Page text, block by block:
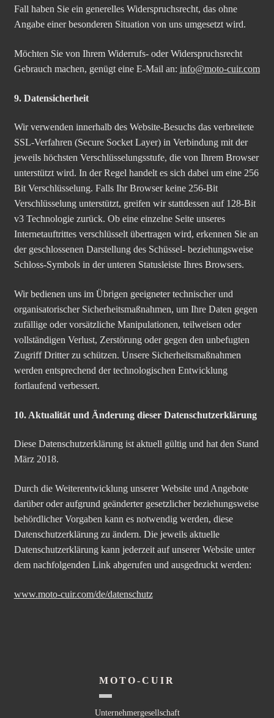
Fall haben Sie ein generelles Widerspruchsrecht, das ohne
Angabe einer besonderen Situation von uns umgesetzt wird.
Möchten Sie von Ihrem Widerrufs- oder Widerspruchsrecht
Gebrauch machen, genügt eine E-Mail an: info@moto-cuir.com
9. Datensicherheit
Wir verwenden innerhalb des Website-Besuchs das verbreitete
SSL-Verfahren (Secure Socket Layer) in Verbindung mit der
jeweils höchsten Verschlüsselungsstufe, die von Ihrem Browser
unterstützt wird. In der Regel handelt es sich dabei um eine 256
Bit Verschlüsselung. Falls Ihr Browser keine 256-Bit
Verschlüsselung unterstützt, greifen wir stattdessen auf 128-Bit
v3 Technologie zurück. Ob eine einzelne Seite unseres
Internetauftrittes verschlüsselt übertragen wird, erkennen Sie an
der geschlossenen Darstellung des Schüssel- beziehungsweise
Schloss-Symbols in der unteren Statusleiste Ihres Browsers.
Wir bedienen uns im Übrigen geeigneter technischer und
organisatorischer Sicherheitsmaßnahmen, um Ihre Daten gegen
zufällige oder vorsätzliche Manipulationen, teilweisen oder
vollständigen Verlust, Zerstörung oder gegen den unbefugten
Zugriff Dritter zu schützen. Unsere Sicherheitsmaßnahmen
werden entsprechend der technologischen Entwicklung
fortlaufend verbessert.
10. Aktualität und Änderung dieser Datenschutzerklärung
Diese Datenschutzerklärung ist aktuell gültig und hat den Stand
März 2018.
Durch die Weiterentwicklung unserer Website und Angebote
darüber oder aufgrund geänderter gesetzlicher beziehungsweise
behördlicher Vorgaben kann es notwendig werden, diese
Datenschutzerklärung zu ändern. Die jeweils aktuelle
Datenschutzerklärung kann jederzeit auf unserer Website unter
dem nachfolgenden Link abgerufen und ausgedruckt werden:
www.moto-cuir.com/de/datenschutz
MOTO-CUIR
Unternehmergesellschaft